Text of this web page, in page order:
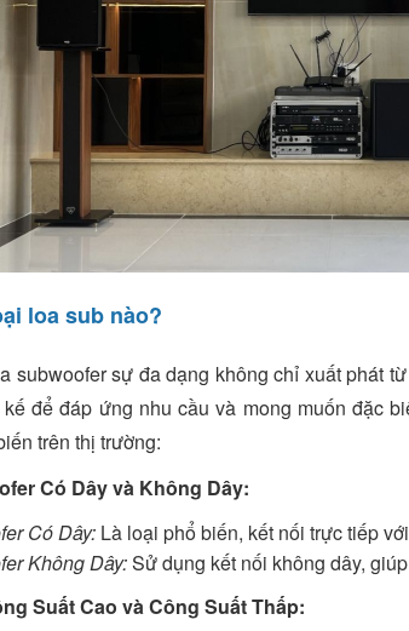
loa sub nào?
subwoofer sự đa dạng không chỉ xuất phát
để đáp ứng nhu cầu và mong muốn đặc
trên thị trường:
Có Dây và Không Dây:
Có Dây: Là loại phổ biến, kết nối trực tiếp
Không Dây:Sử dụng kết nối không dây,
Suất Cao và Công Suất Thấp: